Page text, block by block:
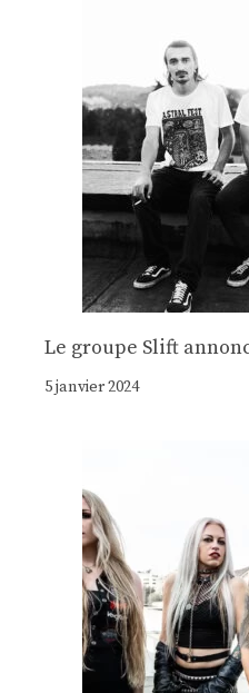
Le groupe Slift
5 janvier 2024